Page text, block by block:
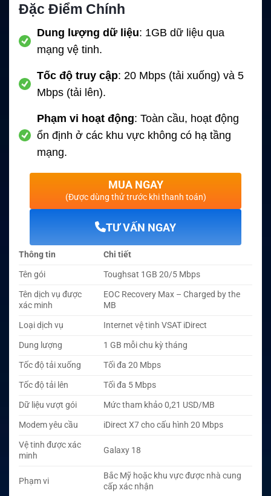
Đặc Điểm Chính
Dung lượng dữ liệu: 1GB dữ liệu qua
mạng vệ tinh.
Tốc độ truy cập: 20 Mbps (tải xuống) và 5
Mbps (tải lên).
Phạm vi hoạt động: Toàn cầu, hoạt động
ổn định ở các khu vực không có hạ tầng
mạng.
MUA NGAY
(Được dùng thử trước khi thanh toán)
TƯ VẤN NGAY
Thông tin
Chi tiết
Tên gói
Toughsat 1GB 20/5 Mbps
Tên dịch vụ được
xác minh
EOC Recovery Max – Charged by the
MB
Loại dịch vụ
Internet vệ tinh VSAT iDirect
Dung lượng
1 GB mỗi chu kỳ tháng
Tốc độ tải xuống
Tối đa 20 Mbps
Tốc độ tải lên
Tối đa 5 Mbps
Dữ liệu vượt gói
Mức tham khảo 0,21 USD/MB
Modem yêu cầu
iDirect X7 cho cấu hình 20 Mbps
Vệ tinh được xác
minh
Galaxy 18
Phạm vi
Bắc Mỹ hoặc khu vực được nhà cung
cấp xác nhận